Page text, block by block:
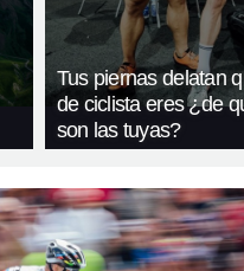
Tus piernas delatan
de ciclista eres ¿de
son las tuyas?